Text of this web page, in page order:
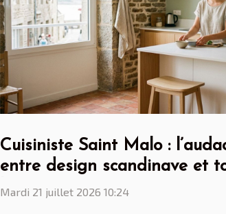
Cuisiniste Saint Malo :
entre design scandinave et
bretonnes
Mardi 21 juillet 2026 10:24